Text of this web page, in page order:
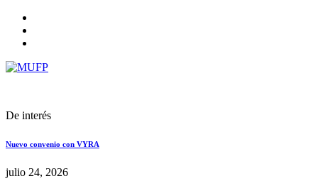
De interés
Nuevo convenio con VYRA
julio 24, 2026